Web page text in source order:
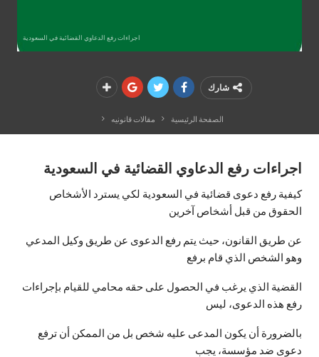
اجراءات رفع الدعاوي القضائية في السعودية
شارك
الصفحة الرئيسية مقالات قانونيه
اجراءات رفع الدعاوي القضائية في السعودية
كيفية رفع دعوى قضائية في السعودية لكي يسترد الأشخاص
الحقوق من قبل أشخاص آخرين
عن طريق القانون، حيث يتم رفع الدعوى عن طريق وكيل المدعي
وهو الشخص الذي قام برفع
القضية الذي يرغب في الحصول على حقه محامي للقيام بإجراءات
رفع هذه الدعوى، ليس
بالضرورة أن يكون المدعى عليه شخص بل من الممكن أن ترفع
دعوى ضد مؤسسة، يجب